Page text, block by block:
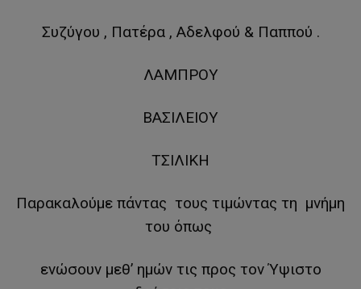
Συζύγου , Πατέρα , Αδελφού & Παππού .
ΛΑΜΠΡΟΥ
ΒΑΣΙΛΕΙΟΥ
ΤΣΙΛΙΚΗ
Παρακαλούμε πάντας τους τιμώντας τη μνήμη
του όπως
ενώσουν μεθ’ ημών τις προς τον Ύψιστο